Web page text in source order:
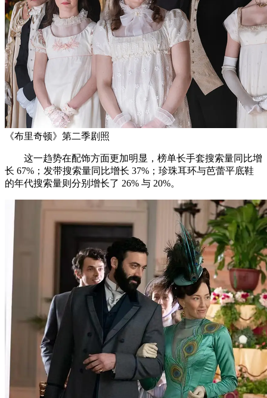
《布里奇顿》第二季剧照
这一趋势在配饰方面更加明显，榜单长手套搜索量同比增
长 67%；发带搜索量同比增长 37%；珍珠耳环与芭蕾平底鞋
的年代搜索量则分别增长了 26% 与 20%。